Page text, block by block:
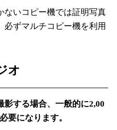
ないコピー機では証明写真
必ずマルチコピー機を利用
オ
する場合、一般的に2,00
要になります。